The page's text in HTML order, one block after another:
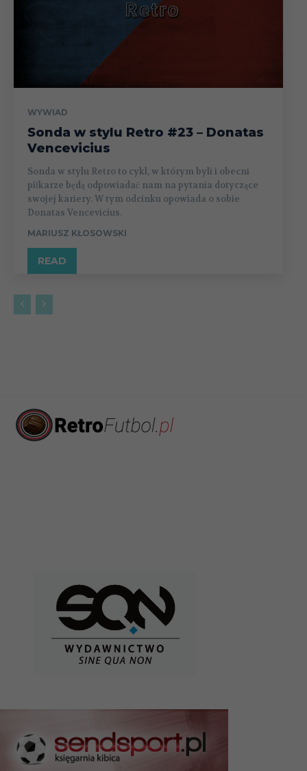
WYWIAD
Sonda w stylu Retro #23 – Donatas
Vencevicius
Sonda w stylu Retro to cykl, w którym byli i obecni
piłkarze będą odpowiadać nam na pytania dotyczące
swojej kariery. W tym odcinku opowiada o sobie
Donatas Vencevicius.
MARIUSZ KŁOSOWSKI
READ